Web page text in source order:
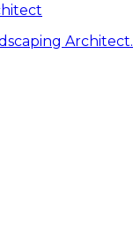
Architect.